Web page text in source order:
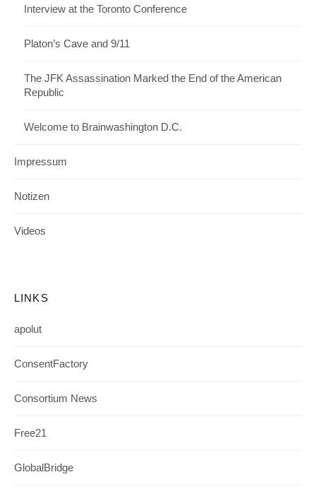
Interview at the Toronto Conference
Platon’s Cave and 9/11
The JFK Assassination Marked the End of the American
Republic
Welcome to Brainwashington D.C.
Impressum
Notizen
Videos
LINKS
apolut
ConsentFactory
Consortium News
Free21
GlobalBridge